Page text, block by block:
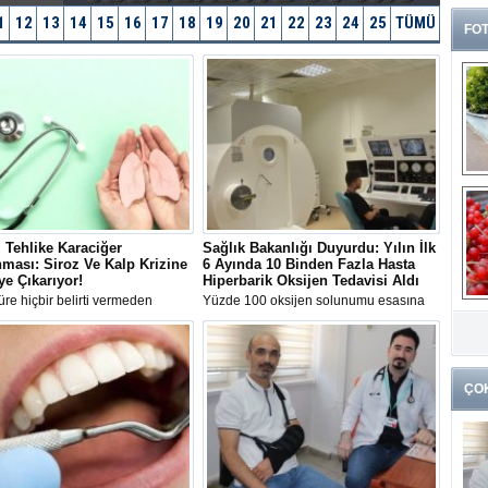
12 13 14 15 16 17 18 19 20 21 22 23 24 25 TÜMÜ
Tehlike Karaciğer
Siroz Ve Kalp Krizine
Çıkarıyor!
hiçbir belirti vermeden
karaciğer yağlanmasına karşı
bulunan Gastroenteroloji
Prof. Dr. Bülent Yıldırım, hastalık
10 kritik yanlışı tek tek
Sağlık Bakanlığı Duyurdu: Yılın İlk
6 Ayında 10 Binden Fazla Hasta
Hiperbarik Oksijen Tedavisi Aldı
Yüzde 100 oksijen solunumu esasına
dayanan Hiperbarik Oksijen Tedavisi
(HBOT), 2026'nın ilk altı ayında 10 bin
93 hastanın iyileşme sürecine katkı
sağladı.